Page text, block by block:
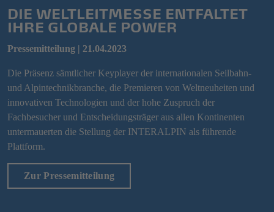
DIE WELTLEITMESSE ENTFALTET
IHRE GLOBALE POWER
Pressemitteilung | 21.04.2023
Die Präsenz sämtlicher Keyplayer der internationalen Seilbahn-
und Alpintechnikbranche, die Premieren von Weltneuheiten und
innovativen Technologien und der hohe Zuspruch der
Fachbesucher und Entscheidungsträger aus allen Kontinenten
untermauerten die Stellung der INTERALPIN als führende
Plattform.
Zur Pressemitteilung